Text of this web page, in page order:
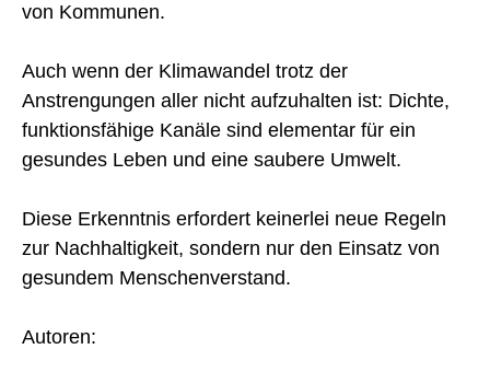
von Kommunen.
Auch wenn der Klimawandel trotz der
Anstrengungen aller nicht aufzuhalten ist: Dichte,
funktionsfähige Kanäle sind elementar für ein
gesundes Leben und eine saubere Umwelt.
Diese Erkenntnis erfordert keinerlei neue Regeln
zur Nachhaltigkeit, sondern nur den Einsatz von
gesundem Menschenverstand.
Autoren: